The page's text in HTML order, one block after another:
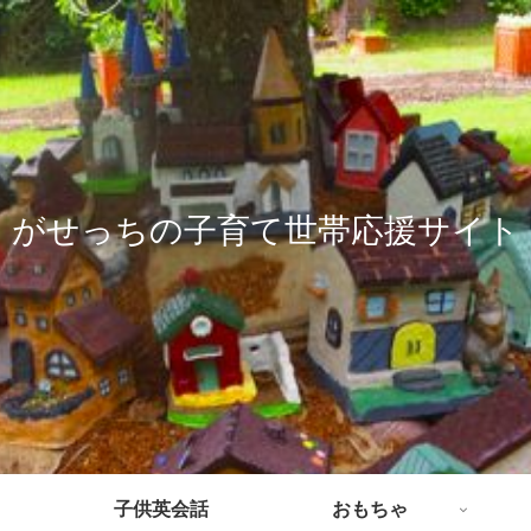
がせっちの子育て世帯応援サイト
子供英会話 おもちゃ